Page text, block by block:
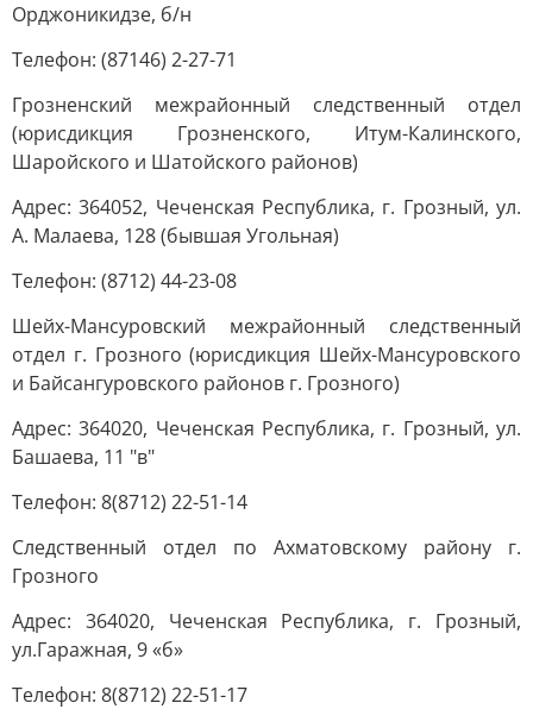
Орджоникидзе, б/н
Телефон: (87146) 2-27-71
Грозненский межрайонный следственный отдел
(юрисдикция Грозненского, Итум-Калинского,
Шаройского и Шатойского районов)
Адрес: 364052, Чеченская Республика, г. Грозный, ул.
А. Малаева, 128 (бывшая Угольная)
Телефон: (8712) 44-23-08
Шейх-Мансуровский межрайонный следственный
отдел г. Грозного (юрисдикция Шейх-Мансуровского
и Байсангуровского районов г. Грозного)
Адрес: 364020, Чеченская Республика, г. Грозный, ул.
Башаева, 11 "в"
Телефон: 8(8712) 22-51-14
Следственный отдел по Ахматовскому району г.
Грозного
Адрес: 364020, Чеченская Республика, г. Грозный,
ул.Гаражная, 9 «б»
Телефон: 8(8712) 22-51-17